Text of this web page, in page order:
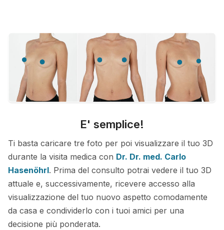
E' semplice!
Ti basta caricare tre foto per poi visualizzare il tuo 3D
durante la visita medica con Dr. Dr. med. Carlo
Hasenöhrl. Prima del consulto potrai vedere il tuo 3D
attuale e, successivamente, ricevere accesso alla
visualizzazione del tuo nuovo aspetto comodamente
da casa e condividerlo con i tuoi amici per una
decisione più ponderata.